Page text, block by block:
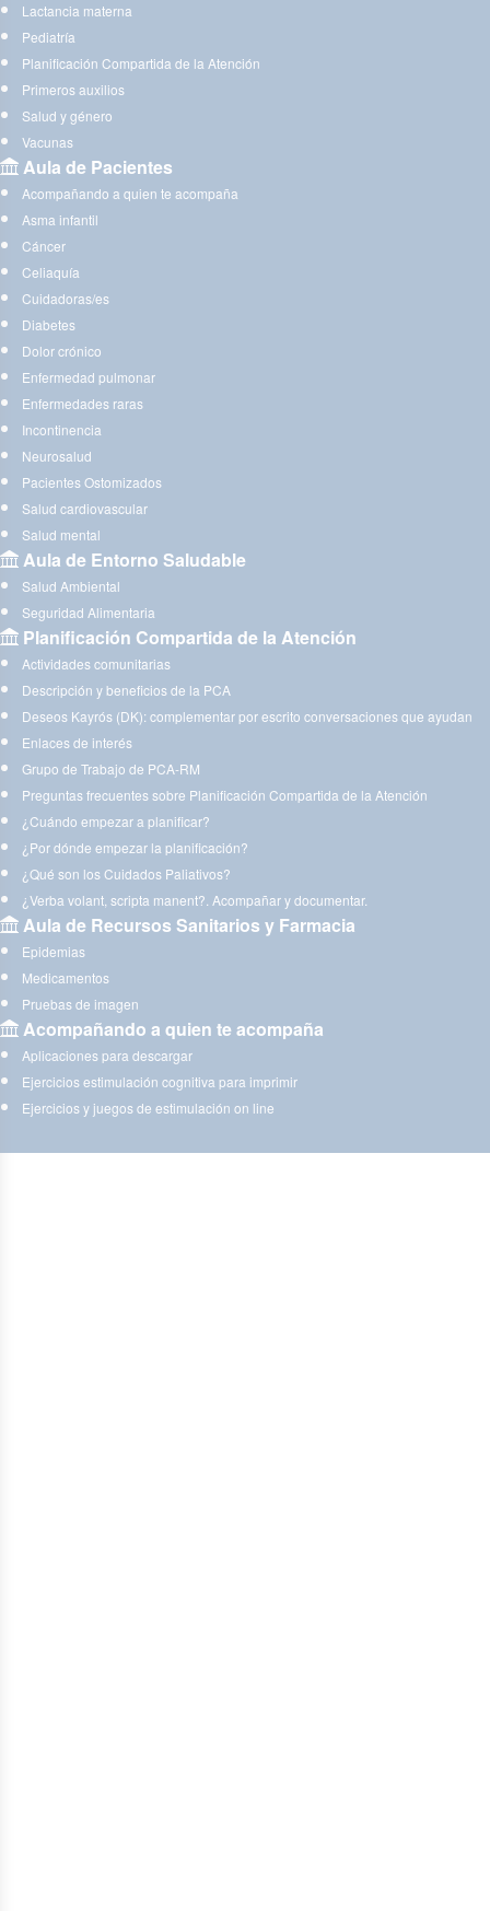
Lactancia materna
Pediatría
Planificación Compartida de la Atención
Primeros auxilios
Salud y género
Vacunas
Aula de Pacientes
Acompañando a quien te acompaña
Asma infantil
Cáncer
Celiaquía
Cuidadoras/es
Diabetes
Dolor crónico
Enfermedad pulmonar
Enfermedades raras
Incontinencia
Neurosalud
Pacientes Ostomizados
Salud cardiovascular
Salud mental
Aula de Entorno Saludable
Salud Ambiental
Seguridad Alimentaria
Planificación Compartida de la Atención
Actividades comunitarias
Descripción y beneficios de la PCA
Deseos Kayrós (DK): complementar por escrito conversaciones que ayudan
Enlaces de interés
Grupo de Trabajo de PCA-RM
Preguntas frecuentes sobre Planificación Compartida de la Atención
¿Cuándo empezar a planificar?
¿Por dónde empezar la planificación?
¿Qué son los Cuidados Paliativos?
¿Verba volant, scripta manent?. Acompañar y documentar.
Aula de Recursos Sanitarios y Farmacia
Epidemias
Medicamentos
Pruebas de imagen
Acompañando a quien te acompaña
Aplicaciones para descargar
Ejercicios estimulación cognitiva para imprimir
Ejercicios y juegos de estimulación on line